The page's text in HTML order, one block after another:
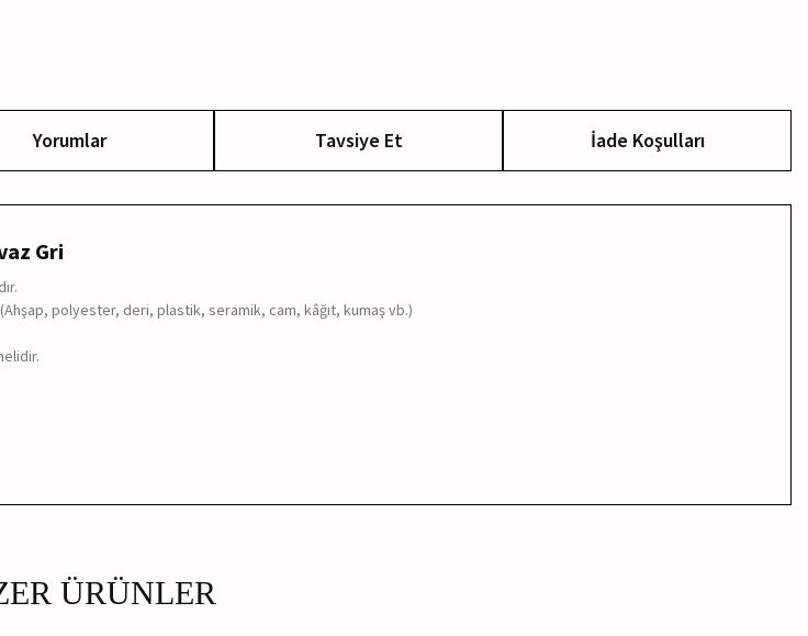
Yorumlar Tavsiye Et İade Koşulları
Gri
polyester, deri, plastik, seramik, cam, kâğıt, kumaş vb.)
ÜRÜNLER